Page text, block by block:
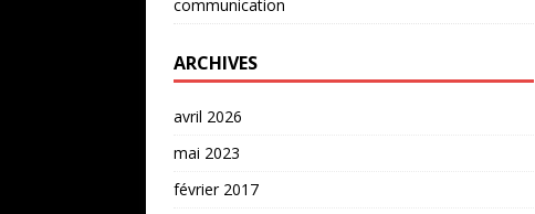
communication
ARCHIVES
avril 2026
mai 2023
février 2017